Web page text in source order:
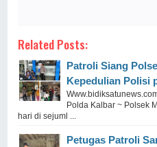
Related Posts:
Patroli Siang
Kepedulian Polisi
Polda Kalbar ~ Polsek
hari di sejuml ...
Petugas Patroli